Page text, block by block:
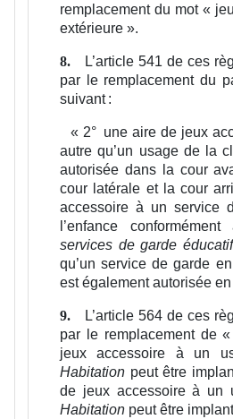
remplacement du mot «
extérieure ».
8.
L’article 541 de ces
par le remplacement du
suivant :
« 2° une aire de jeux
autre qu’un usage de la
autorisée dans la cour
cour latérale et la cour
accessoire à un service
l’enfance
services de garde
qu’un service de garde
est également autorisée
9.
L’article 564 de ces
par le remplacement de
jeux accessoire à un
Habitation peut être
de jeux accessoire à un
Habitation peut être